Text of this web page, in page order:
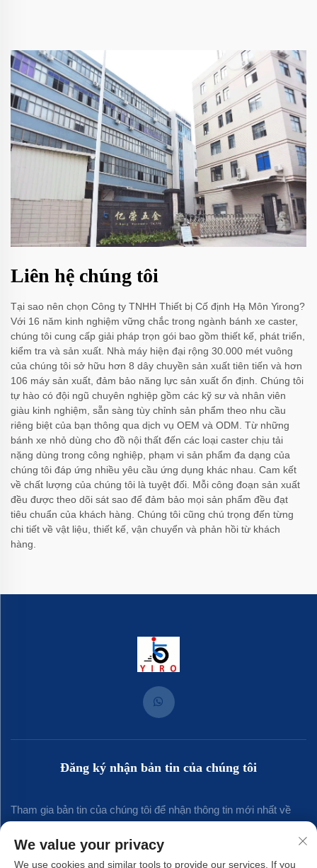
Liên hệ chúng tôi
Tại sao nên chọn Công ty TNHH Thiết bị Cố định Hạ Môn Yirong?
Với 16 năm kinh nghiệm vững chắc trong ngành bánh xe caster,
chúng tôi cung cấp giải pháp trọn gói bao gồm thiết kế, phát triển,
kiểm tra và sản xuất. Nhà máy hiện đại rộng 30.000 mét vuông
của chúng tôi sở hữu hơn 8 dây chuyền sản xuất tiên tiến và hơn
106 máy sản xuất, đảm bảo năng lực sản xuất ổn định. Chúng tôi
tự hào có đội ngũ chuyên nghiệp gồm các kỹ sư và nhân viên
giàu kinh nghiệm, sẵn sàng tùy chỉnh sản phẩm theo nhu cầu
riêng biệt của bạn thông qua dịch vụ OEM và ODM. Từ những
bánh xe nhỏ dùng cho đồ nội thất đến các loại caster chịu tải
nặng dùng trong công nghiệp, phạm vi sản phẩm đa dạng của
chúng tôi đáp ứng nhiều yêu cầu ứng dụng khác nhau. Cam kết
về chất lượng của chúng tôi là tuyệt đối. Mỗi công đoạn sản xuất
đều được theo dõi sát sao để đảm bảo mọi sản phẩm đều đạt
tiêu chuẩn của khách hàng. Chúng tôi cũng chú trọng đến từng
chi tiết về vật liệu, thiết kế, vận chuyển và phản hồi từ khách
hàng.
Đăng ký nhận bản tin của chúng tôi
Tham gia bản tin của chúng tôi để nhận thông tin mới nhất về
We value your privacy
We use cookies and similar tools to provide our services. If you